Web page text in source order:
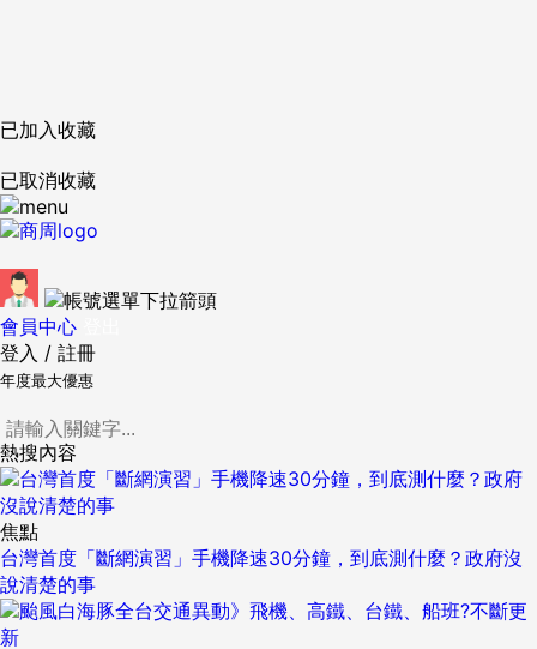
已加入收藏
已取消收藏
會員中心
登入 / 註冊
年度最大優惠
熱搜內容
焦點
台灣首度「斷網演習」手機降速30分鐘，到底測什麼？政府沒
說清楚的事